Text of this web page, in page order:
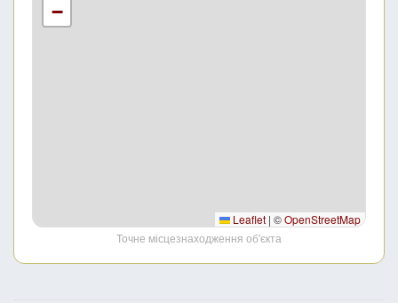
−
Leaflet | ©OpenStreetMap
Точне місцезнаходження об'єкта